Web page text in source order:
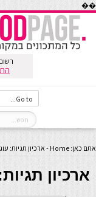
��
אתם כאן: Home
- ארכיון תגיות:
ארכיון